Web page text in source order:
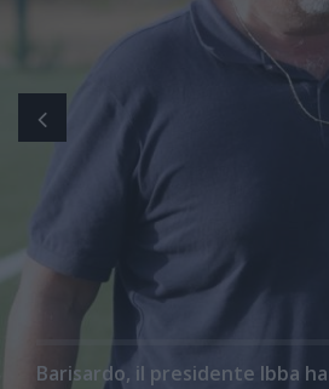
Barisardo, il presidente Ibba